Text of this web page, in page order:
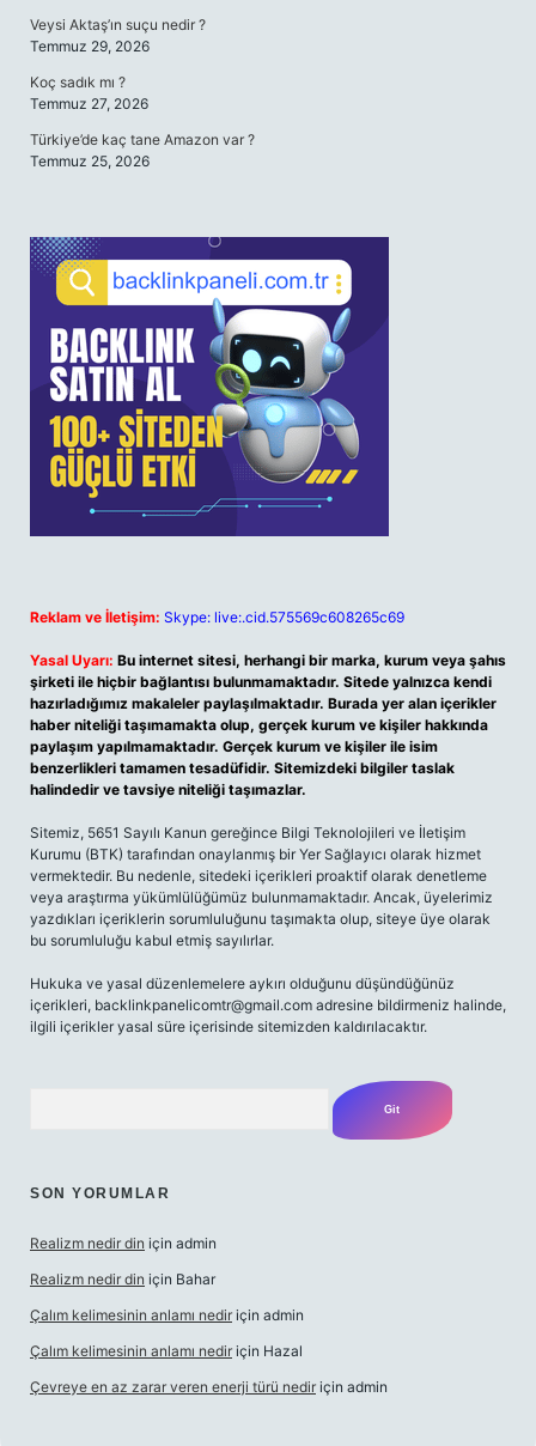
Veysi Aktaş’ın suçu nedir ?
Temmuz 29, 2026
Koç sadık mı ?
Temmuz 27, 2026
Türkiye’de kaç tane Amazon var ?
Temmuz 25, 2026
Reklam ve İletişim: Skype: live:.cid.575569c608265c69
Yasal Uyarı: Bu internet sitesi, herhangi bir marka, kurum veya şahıs
şirketi ile hiçbir bağlantısı bulunmamaktadır. Sitede yalnızca kendi
hazırladığımız makaleler paylaşılmaktadır. Burada yer alan içerikler
haber niteliği taşımamakta olup, gerçek kurum ve kişiler hakkında
paylaşım yapılmamaktadır. Gerçek kurum ve kişiler ile isim
benzerlikleri tamamen tesadüfidir. Sitemizdeki bilgiler taslak
halindedir ve tavsiye niteliği taşımazlar.
Sitemiz, 5651 Sayılı Kanun gereğince Bilgi Teknolojileri ve İletişim
Kurumu (BTK) tarafından onaylanmış bir Yer Sağlayıcı olarak hizmet
vermektedir. Bu nedenle, sitedeki içerikleri proaktif olarak denetleme
veya araştırma yükümlülüğümüz bulunmamaktadır. Ancak, üyelerimiz
yazdıkları içeriklerin sorumluluğunu taşımakta olup, siteye üye olarak
bu sorumluluğu kabul etmiş sayılırlar.
Hukuka ve yasal düzenlemelere aykırı olduğunu düşündüğünüz
içerikleri, backlinkpanelicomtr@gmail.com adresine bildirmeniz halinde,
ilgili içerikler yasal süre içerisinde sitemizden kaldırılacaktır.
SON YORUMLAR
Realizm nedir din için admin
Realizm nedir din için Bahar
Çalım kelimesinin anlamı nedir için admin
Çalım kelimesinin anlamı nedir için Hazal
Çevreye en az zarar veren enerji türü nedir için admin